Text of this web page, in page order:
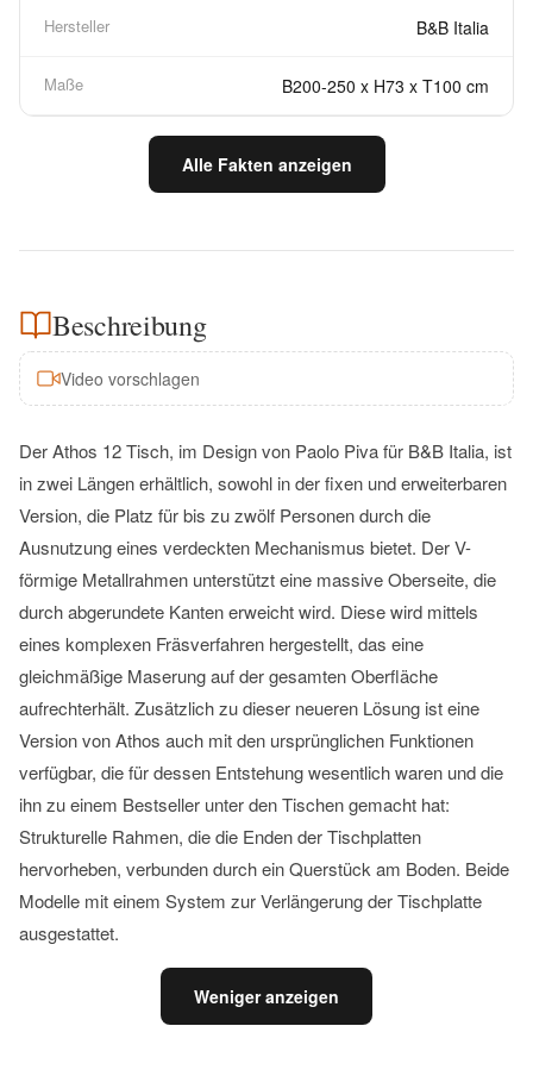
Hersteller B&B Italia
Maße B200-250 x H73 x T100 cm
Alle Fakten anzeigen
Beschreibung
Video vorschlagen
Der Athos 12 Tisch, im Design von Paolo Piva für B&B Italia, ist
in zwei Längen erhältlich, sowohl in der fixen und erweiterbaren
Version, die Platz für bis zu zwölf Personen durch die
Ausnutzung eines verdeckten Mechanismus bietet. Der V-
förmige Metallrahmen unterstützt eine massive Oberseite, die
durch abgerundete Kanten erweicht wird. Diese wird mittels
eines komplexen Fräsverfahren hergestellt, das eine
gleichmäßige Maserung auf der gesamten Oberfläche
aufrechterhält. Zusätzlich zu dieser neueren Lösung ist eine
Version von Athos auch mit den ursprünglichen Funktionen
verfügbar, die für dessen Entstehung wesentlich waren und die
ihn zu einem Bestseller unter den Tischen gemacht hat:
Strukturelle Rahmen, die die Enden der Tischplatten
hervorheben, verbunden durch ein Querstück am Boden. Beide
Modelle mit einem System zur Verlängerung der Tischplatte
ausgestattet.
Weniger anzeigen